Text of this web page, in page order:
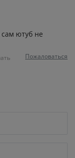
сам ютуб не
Пожаловаться